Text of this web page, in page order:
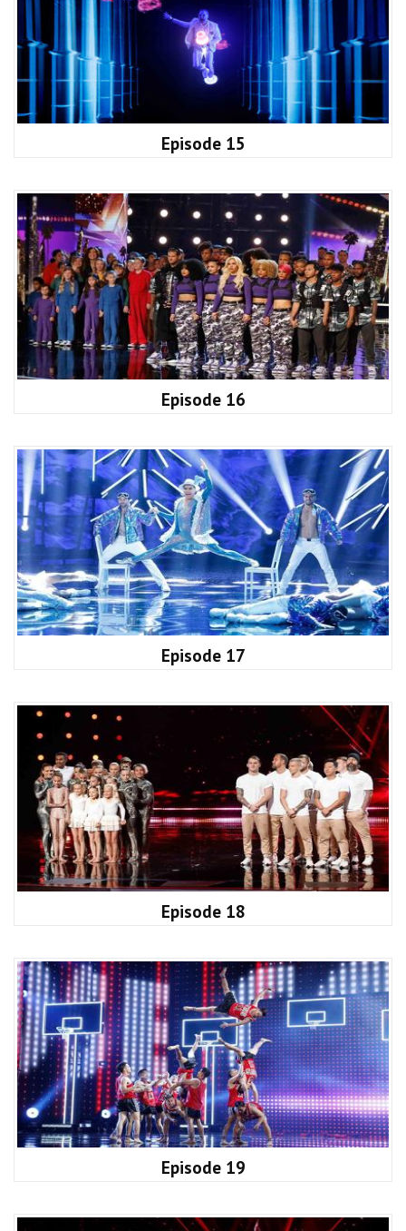
Episode 15
Episode 16
Episode 17
Episode 18
Episode 19